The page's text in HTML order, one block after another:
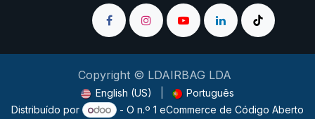
Copyright © LDAIRBAG LDA
English (US)
Português
Distribuído por
- O n.º 1 eCommerce de Código Aberto